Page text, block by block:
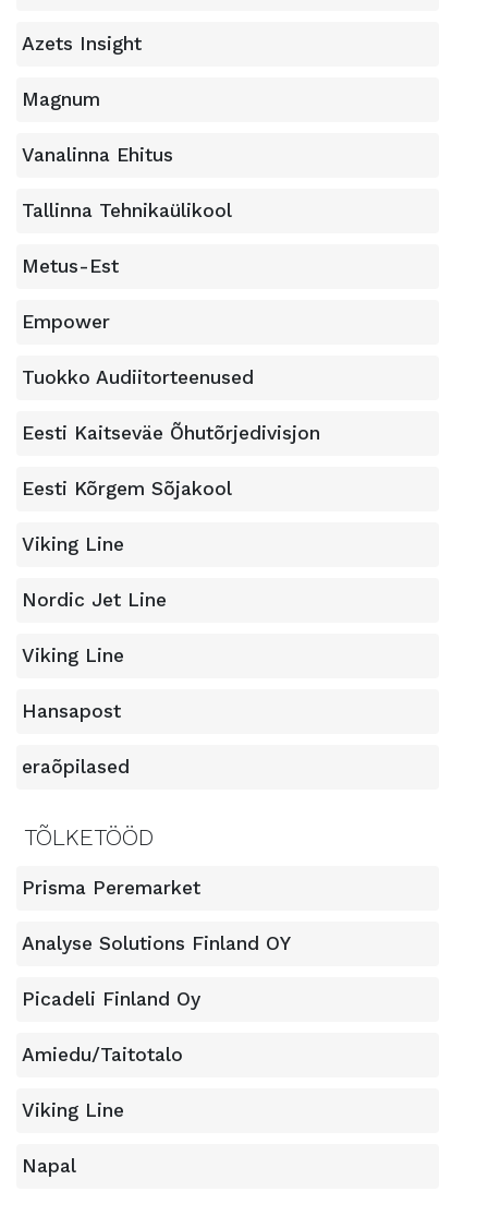
Azets Insight
Magnum
Vanalinna Ehitus
Tallinna Tehnikaülikool
Metus-Est
Empower
Tuokko Audiitorteenused
Eesti Kaitseväe Õhutõrjedivisjon
Eesti Kõrgem Sõjakool
Viking Line
Nordic Jet Line
Viking Line
Hansapost
eraõpilased
TÕLKETÖÖD
Prisma Peremarket
Analyse Solutions Finland OY
Picadeli Finland Oy
Amiedu/Taitotalo
Viking Line
Napal